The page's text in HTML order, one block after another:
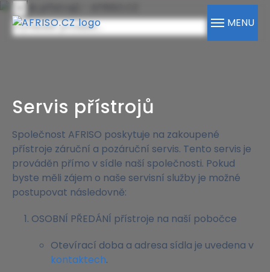
MENU
Servis přístrojů
Společnost AFRISO poskytuje na zakoupené
přístroje záruční a pozáruční servis. Tento servis je
prováděn přímo v sídle naší společnosti. Pokud
byste měli zájem o naše servisní služby je možné
postupovat následovně:
OSOBNÍ PŘEDÁNÍ přístroje na naší pobočce
Otevírací doba a adresa sídla je uvedena v
kontaktech.